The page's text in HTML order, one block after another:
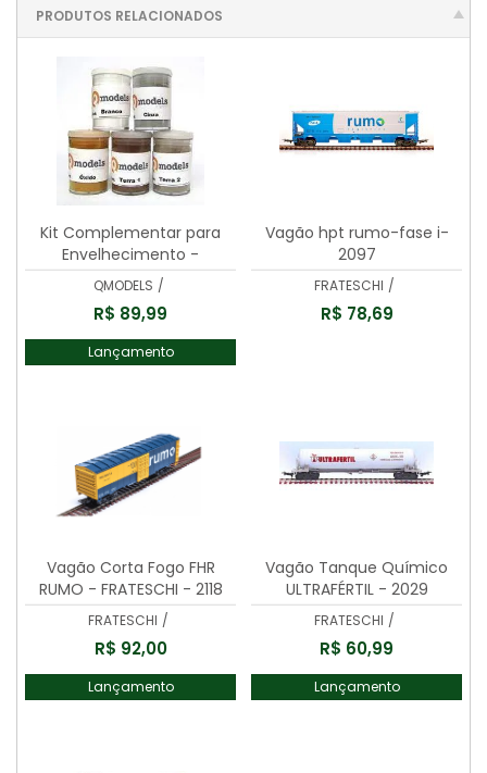
PRODUTOS RELACIONADOS
Kit Complementar para
Envelhecimento -
QMODELS - H113
QMODELS /
R$ 89,99
Lançamento
Vagão hpt rumo-fase i-
2097
FRATESCHI /
R$ 78,69
Vagão Corta Fogo FHR
RUMO - FRATESCHI - 2118
FRATESCHI /
R$ 92,00
Lançamento
Vagão Tanque Químico
ULTRAFÉRTIL - 2029
FRATESCHI /
R$ 60,99
Lançamento